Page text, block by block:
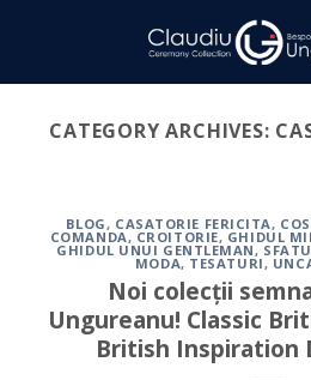
CATEGORY ARCHIVES:
BLOG, CASATORIE FERICITA,
COMANDA, CROITORIE, GHIDUL
GHIDUL UNUI GENTLEMAN,
MODA, TESATURI,
Noi colecții
Ungureanu! Classic
British Inspiration